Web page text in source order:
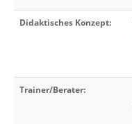
Didaktisches Konzept:
Trainer/Berater: